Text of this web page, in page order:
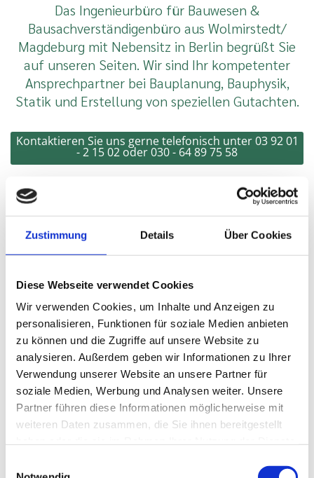
Zustimmung Details Über Cookies
Diese Webseite verwendet Cookies
Wir verwenden Cookies, um Inhalte und Anzeigen zu
personalisieren, Funktionen für soziale Medien anbieten
zu können und die Zugriffe auf unsere Website zu
analysieren. Außerdem geben wir Informationen zu Ihrer
Verwendung unserer Website an unsere Partner für
soziale Medien, Werbung und Analysen weiter. Unsere
Partner führen diese Informationen möglicherweise mit
weiteren Daten zusammen, die Sie ihnen bereitgestellt
Das Ingenieurbüro für Bauwesen &
Bausachverständigenbüro aus Wolmirstedt/
Magdeburg mit Nebensitz in Berlin begrüßt Sie
auf unseren Seiten. Wir sind Ihr kompetenter
Ansprechpartner bei Bauplanung, Bauphysik,
Statik und Erstellung von speziellen Gutachten.
Kontaktieren Sie uns gerne telefonisch unter03 92 01
- 2 15 02 oder030 - 64 89 75 58
Unser Büroeingang in Wolmirstedt